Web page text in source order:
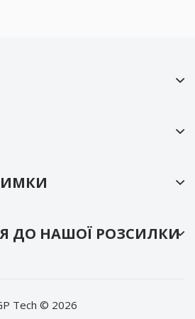
ДО НАШОЇ РОЗСИЛКИ
Tech © 2026